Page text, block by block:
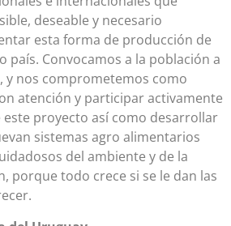
deseable y necesario
esta forma de producción de
país. Convocamos a la población a
y nos comprometemos como
atención y participar activamente
proyecto así como desarrollar
sistemas agro alimentarios
del ambiente y de la
porque todo crece si se le dan las